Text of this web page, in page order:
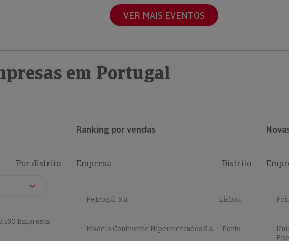
VER MAIS EVENTOS
em Portugal
Por distrito
Empresas
Ranking por vendas
Empresa Distrito
Petrogal, S.a. Lisboa
Modelo Continente Hipermercados S.a. Porto
Epe